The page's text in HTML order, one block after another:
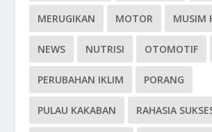
MERUGIKAN MOTOR MUSIM
NEWS NUTRISI OTOMOTIF
PERUBAHAN IKLIM PORANG
PULAU KAKABAN RAHASIA